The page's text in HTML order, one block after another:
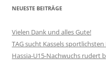
NEUESTE BEITRÄGE
Vielen Dank und alles Gute!
TAG sucht Kassels sportlichsten
Hassia-U15-Nachwuchs rudert